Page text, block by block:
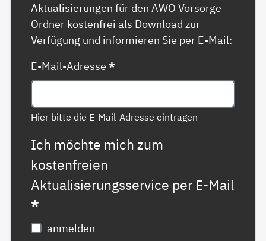
Aktualisierungen für den AWO Vorsorge
Ordner kostenfrei als Download zur
Verfügung und informieren Sie per E-Mail:
E-Mail-Adresse*
Hier bitte die E-Mail-Adresse eintragen
Ich möchte mich zum
kostenfreien
Aktualisierungsservice per E-Mail
*
anmelden